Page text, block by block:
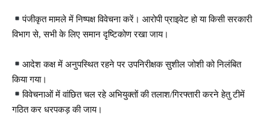
पंजीकृत मामले में निष्पक्ष विवेचना करें। आरोपी प्राइवेट हो या किसी सरकारी
विभाग से, सभी के लिए समान दृष्टिकोण रखा जाय।
आदेश कक्ष में अनुपस्थित रहने पर उपनिरीक्षक सुशील जोशी को निलंबित
किया गया।
विवेचनाओं में वांछित चल रहे अभियुक्तों की तलाश/गिरफ्तारी करने हेतु टीमें
गठित कर धरपकड़ की जाय।